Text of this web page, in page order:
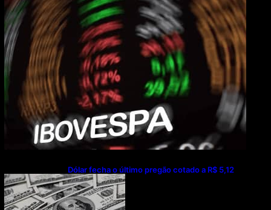
Dólar fecha o último pregão cotado a R$ 5,12